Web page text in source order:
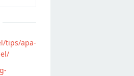
tips/apa-